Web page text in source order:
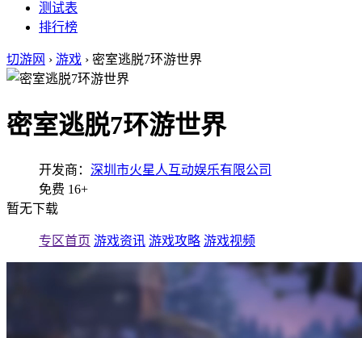
测试表
排行榜
切游网 › 游戏 › 密室逃脱7环游世界
密室逃脱7环游世界
开发商： 深圳市火星人互动娱乐有限公司
免费 16+
暂无下载
专区首页 游戏资讯 游戏攻略 游戏视频